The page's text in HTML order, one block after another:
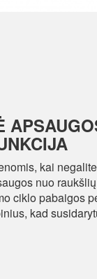
kai
nuo
ciklo pabaigos
kad